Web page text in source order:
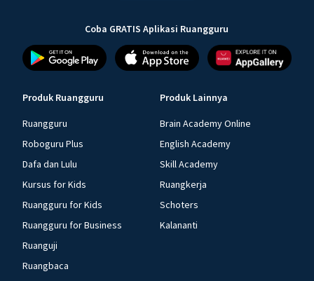
Coba GRATIS Aplikasi Ruangguru
Produk Ruangguru
Ruangguru
Roboguru Plus
Dafa dan Lulu
Kursus for Kids
Ruangguru for Kids
Ruangguru for Business
Ruanguji
Ruangbaca
Produk Lainnya
Brain Academy Online
English Academy
Skill Academy
Ruangkerja
Schoters
Kalananti